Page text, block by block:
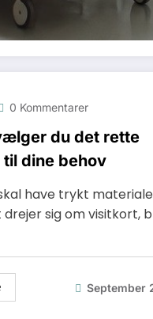
0 Kommentarer
du det rette
dine behov
have trykt
sig om visitkort,
September